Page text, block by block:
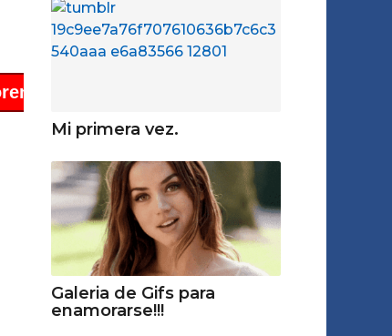
Mi primera vez.
Galeria de Gifs para
enamorarse!!!